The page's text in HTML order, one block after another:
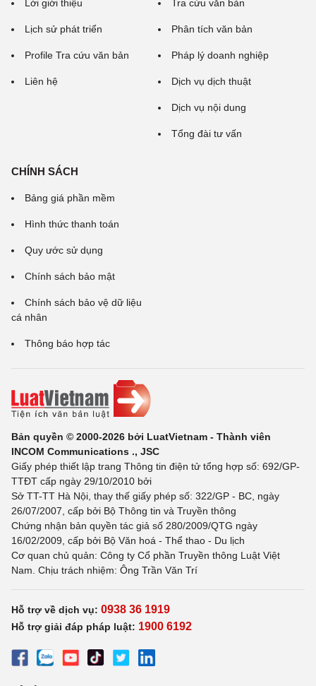
Lời giới thiệu
Lịch sử phát triển
Profile Tra cứu văn bản
Liên hệ
Tra cứu văn bản
Phân tích văn bản
Pháp lý doanh nghiệp
Dịch vụ dịch thuật
Dịch vụ nội dung
Tổng đài tư vấn
CHÍNH SÁCH
Bảng giá phần mềm
Hình thức thanh toán
Quy ước sử dụng
Chính sách bảo mật
Chính sách bảo vệ dữ liệu
cá nhân
Thông báo hợp tác
Bản quyền © 2000-2026 bởi LuatVietnam - Thành viên
INCOM Communications ., JSC
Giấy phép thiết lập trang Thông tin điện tử tổng hợp số: 692/GP-
TTĐT cấp ngày 29/10/2010 bởi
Sở TT-TT Hà Nội, thay thế giấy phép số: 322/GP - BC, ngày
26/07/2007, cấp bởi Bộ Thông tin và Truyền thông
Chứng nhận bản quyền tác giả số 280/2009/QTG ngày
16/02/2009, cấp bởi Bộ Văn hoá - Thể thao - Du lịch
Cơ quan chủ quản: Công ty Cổ phần Truyền thông Luật Việt
Nam. Chịu trách nhiệm: Ông Trần Văn Trí
Hỗ trợ về dịch vụ: 0938 36 1919
Hỗ trợ giải đáp pháp luật: 1900 6192